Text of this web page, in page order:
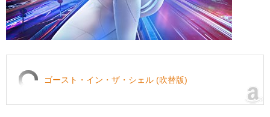
ゴースト・イン・ザ・シェル (吹替版)